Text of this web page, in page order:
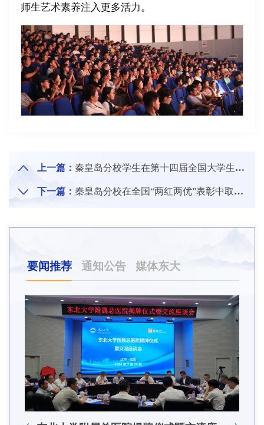
师生艺术素养注入更多活力。
上一篇： 秦皇岛分校学生在第十四届全国大学生光电设计竞赛全国总决赛中取得佳绩
下一篇： 秦皇岛分校在全国“两红两优”表彰中取得佳绩
要闻推荐 通知公告 媒体东大